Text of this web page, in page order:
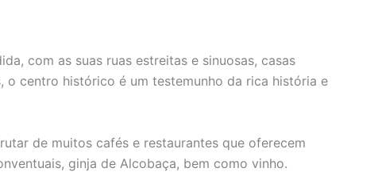
com as suas ruas estreitas e sinuosas, casas
o centro histórico é um testemunho da rica história e
de muitos cafés e restaurantes que oferecem
ginja de Alcobaça, bem como vinho.